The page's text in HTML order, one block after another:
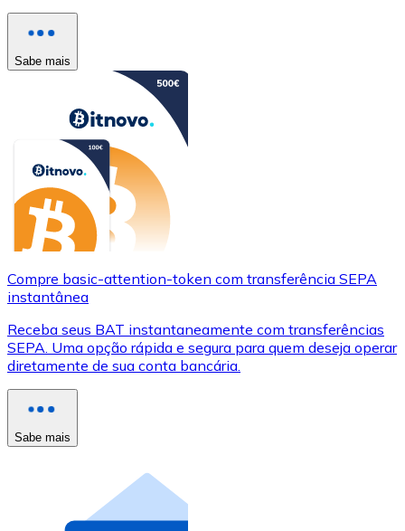
Sabe mais
Compre basic-attention-token com transferência SEPA
instantânea
Receba seus BAT instantaneamente com transferências
SEPA. Uma opção rápida e segura para quem deseja operar
diretamente de sua conta bancária.
Sabe mais